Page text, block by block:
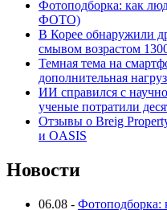
Фотоподборка: как
ФОТО)
В Корее обнаружили
смывом возрастом
Темная тема на
дополнительная
ИИ справился с
ученые потратили
Отзывы о Breig
и OASIS
Новости
06.08 - Фотоподборка: